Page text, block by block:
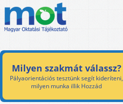
Milyen szakmát válassz?
Pályaorientációs tesztünk segít kideríteni,
milyen munka illik Hozzád